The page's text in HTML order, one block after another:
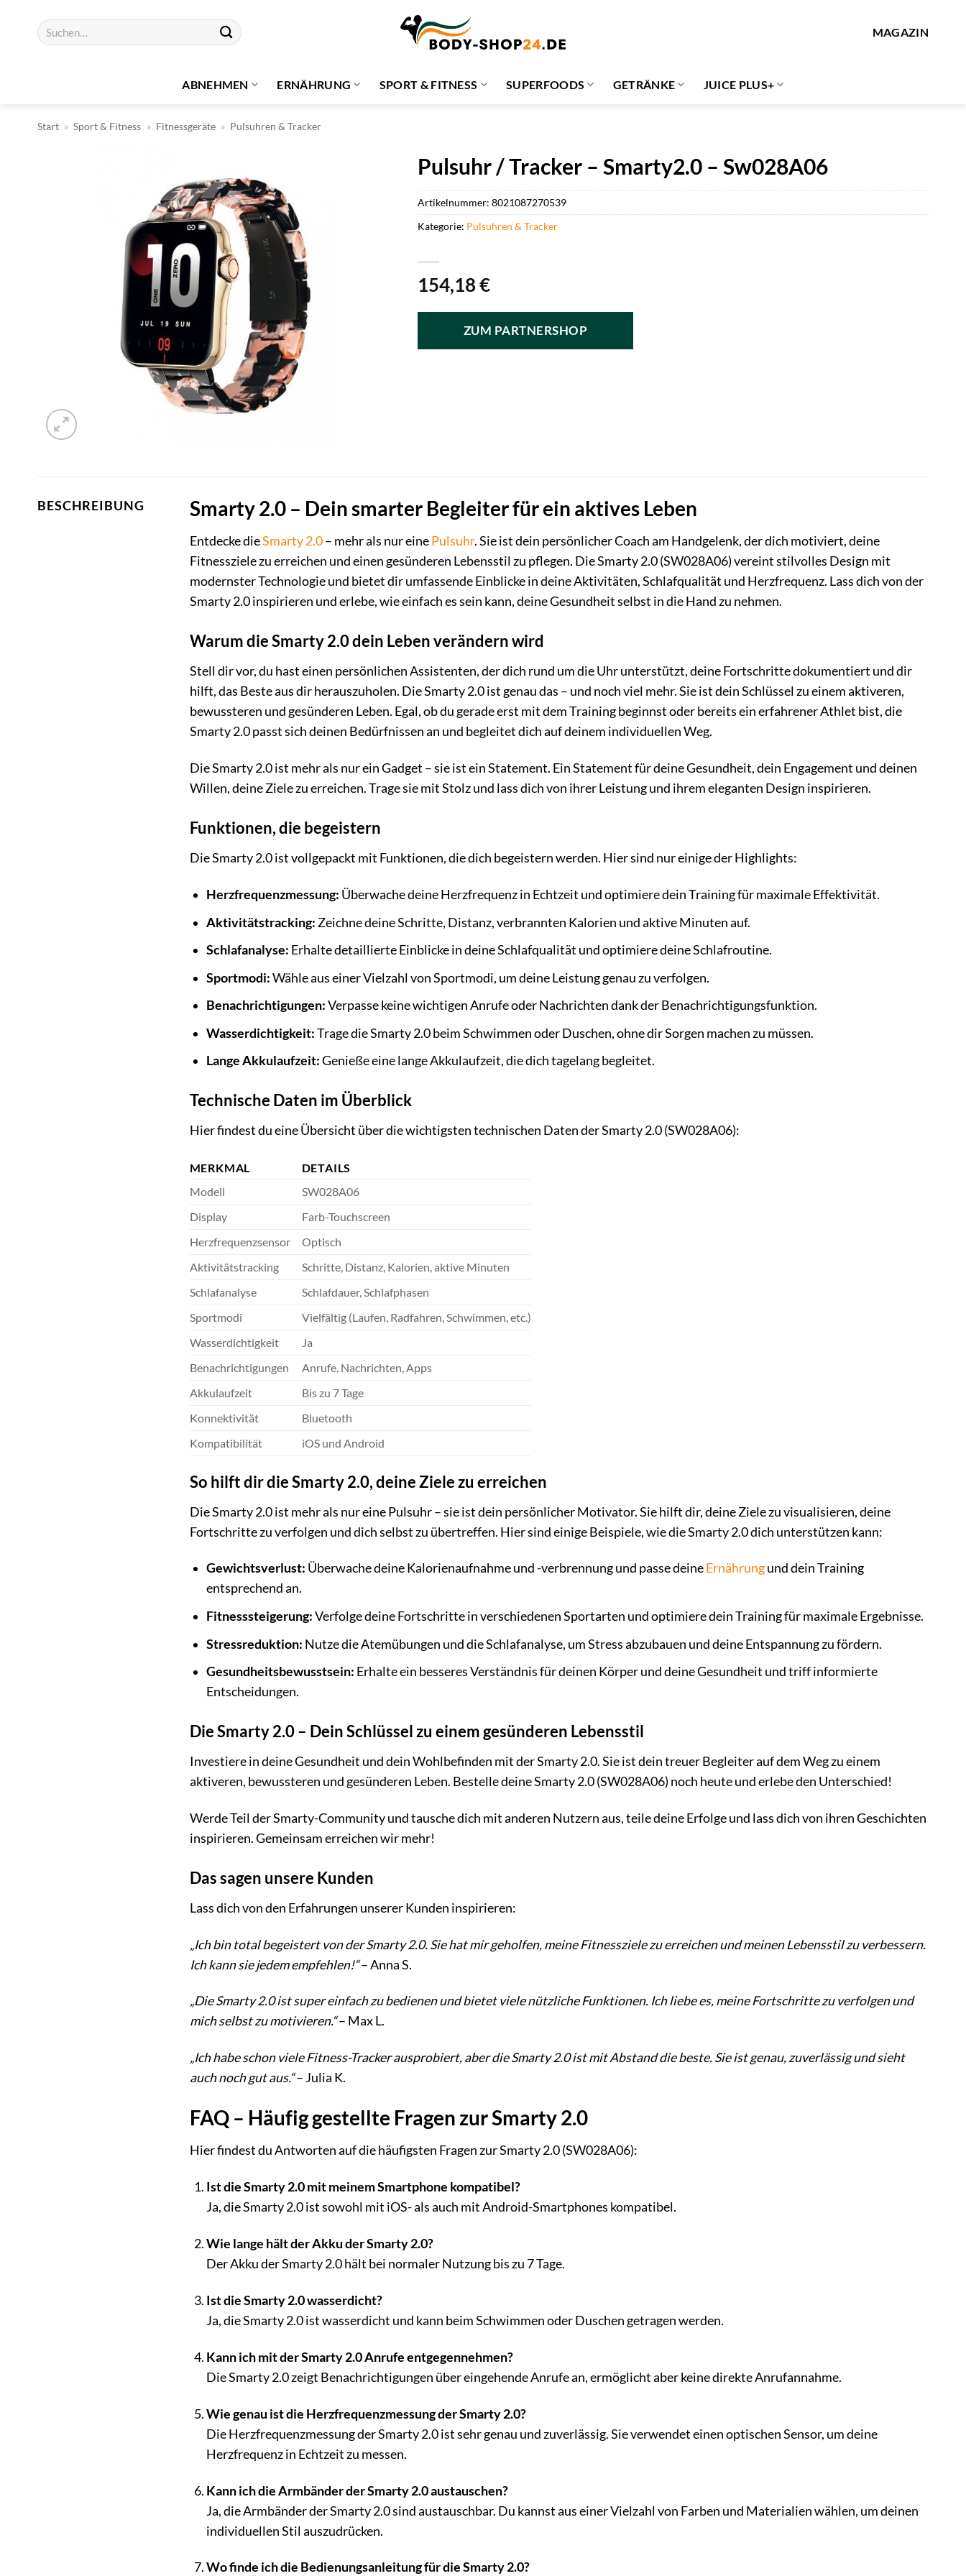
springen
Suchen
nach:
MAGAZIN
ABNEHMEN ERNÄHRUNG SPORT & FITNESS SUPERFOODS GETRÄNKE JUICE PLUS+
Start » Sport & Fitness » Fitnessgeräte » Pulsuhren & Tracker
Pulsuhr / Tracker – Smarty2.0 – Sw028A06
154,18€
ZUM PARTNERSHOP
Artikelnummer:8021087270539
Kategorie: Pulsuhren & Tracker
BESCHREIBUNG Smarty 2.0 – Dein smarter Begleiter für ein aktives Leben
Entdecke dieSmarty 2.0– mehr als nur einePulsuhr. Sie ist dein persönlicher Coach am Handgelenk, der dich motiviert, deine
Fitnessziele zu erreichen und einen gesünderen Lebensstil zu pflegen. Die Smarty 2.0 (SW028A06) vereint stilvolles Design mit
modernster Technologie und bietet dir umfassende Einblicke in deine Aktivitäten, Schlafqualität und Herzfrequenz. Lass dich von der
Smarty 2.0 inspirieren und erlebe, wie einfach es sein kann, deine Gesundheit selbst in die Hand zu nehmen.
Warum die Smarty 2.0 dein Leben verändern wird
Stell dir vor, du hast einen persönlichen Assistenten, der dich rund um die Uhr unterstützt, deine Fortschritte dokumentiert und dir
hilft, das Beste aus dir herauszuholen. Die Smarty 2.0 ist genau das – und noch viel mehr. Sie ist dein Schlüssel zu einem aktiveren,
bewussteren und gesünderen Leben. Egal, ob du gerade erst mit dem Training beginnst oder bereits ein erfahrener Athlet bist, die
Smarty 2.0 passt sich deinen Bedürfnissen an und begleitet dich auf deinem individuellen Weg.
Die Smarty 2.0 ist mehr als nur ein Gadget – sie ist ein Statement. Ein Statement für deine Gesundheit, dein Engagement und deinen
Willen, deine Ziele zu erreichen. Trage sie mit Stolz und lass dich von ihrer Leistung und ihrem eleganten Design inspirieren.
Funktionen, die begeistern
Die Smarty 2.0 ist vollgepackt mit Funktionen, die dich begeistern werden. Hier sind nur einige der Highlights:
Herzfrequenzmessung: Überwache deine Herzfrequenz in Echtzeit und optimiere dein Training für maximale Effektivität.
Aktivitätstracking: Zeichne deine Schritte, Distanz, verbrannten Kalorien und aktive Minuten auf.
Schlafanalyse: Erhalte detaillierte Einblicke in deine Schlafqualität und optimiere deine Schlafroutine.
Sportmodi:Wähle aus einer Vielzahl von Sportmodi, um deine Leistung genau zu verfolgen.
Benachrichtigungen:Verpasse keine wichtigen Anrufe oder Nachrichten dank der Benachrichtigungsfunktion.
Wasserdichtigkeit:Trage die Smarty 2.0 beim Schwimmen oder Duschen, ohne dir Sorgen machen zu müssen.
Lange Akkulaufzeit:Genieße eine lange Akkulaufzeit, die dich tagelang begleitet.
Technische Daten im Überblick
Hier findest du eine Übersicht über die wichtigsten technischen Daten der Smarty 2.0 (SW028A06):
MERKMAL
DETAILS
Modell
SW028A06
Display
Farb-Touchscreen
Herzfrequenzsensor
Optisch
Aktivitätstracking
Schritte, Distanz, Kalorien, aktive Minuten
Schlafanalyse
Schlafdauer, Schlafphasen
Sportmodi
Vielfältig (Laufen, Radfahren, Schwimmen, etc.)
Wasserdichtigkeit
Ja
Benachrichtigungen
Anrufe, Nachrichten, Apps
Akkulaufzeit
Bis zu 7 Tage
Konnektivität
Bluetooth
Kompatibilität
iOS und Android
So hilft dir die Smarty 2.0, deine Ziele zu erreichen
Die Smarty 2.0 ist mehr als nur eine Pulsuhr – sie ist dein persönlicher Motivator. Sie hilft dir, deine Ziele zu visualisieren, deine
Fortschritte zu verfolgen und dich selbst zu übertreffen. Hier sind einige Beispiele, wie die Smarty 2.0 dich unterstützen kann:
Gewichtsverlust: Überwache deine Kalorienaufnahme und -verbrennung und passe deineErnährungund dein Training
entsprechend an.
Fitnesssteigerung:Verfolge deine Fortschritte in verschiedenen Sportarten und optimiere dein Training für maximale Ergebnisse.
Stressreduktion: Nutze die Atemübungen und die Schlafanalyse, um Stress abzubauen und deine Entspannung zu fördern.
Gesundheitsbewusstsein: Erhalte ein besseres Verständnis für deinen Körper und deine Gesundheit und triff informierte
Entscheidungen.
Die Smarty 2.0 – Dein Schlüssel zu einem gesünderen Lebensstil
Investiere in deine Gesundheit und dein Wohlbefinden mit der Smarty 2.0. Sie ist dein treuer Begleiter auf dem Weg zu einem
aktiveren, bewussteren und gesünderen Leben. Bestelle deine Smarty 2.0 (SW028A06) noch heute und erlebe den Unterschied!
Werde Teil der Smarty-Community und tausche dich mit anderen Nutzern aus, teile deine Erfolge und lass dich von ihren Geschichten
inspirieren. Gemeinsam erreichen wir mehr!
Das sagen unsere Kunden
Lass dich von den Erfahrungen unserer Kunden inspirieren:
„Ich bin total begeistert von der Smarty 2.0. Sie hat mir geholfen, meine Fitnessziele zu erreichen und meinen Lebensstil zu verbessern.
Ich kann sie jedem empfehlen!“– Anna S.
„Die Smarty 2.0 ist super einfach zu bedienen und bietet viele nützliche Funktionen. Ich liebe es, meine Fortschritte zu verfolgen und
mich selbst zu motivieren.“– Max L.
„Ich habe schon viele Fitness-Tracker ausprobiert, aber die Smarty 2.0 ist mit Abstand die beste. Sie ist genau, zuverlässig und sieht
auch noch gut aus.“– Julia K.
FAQ – Häufig gestellte Fragen zur Smarty 2.0
Hier findest du Antworten auf die häufigsten Fragen zur Smarty 2.0 (SW028A06):
Ist die Smarty 2.0 mit meinem Smartphone kompatibel?
Ja, die Smarty 2.0 ist sowohl mit iOS- als auch mit Android-Smartphones kompatibel.
Wie lange hält der Akku der Smarty 2.0?
Der Akku der Smarty 2.0 hält bei normaler Nutzung bis zu 7 Tage.
Ist die Smarty 2.0 wasserdicht?
Ja, die Smarty 2.0 ist wasserdicht und kann beim Schwimmen oder Duschen getragen werden.
Kann ich mit der Smarty 2.0 Anrufe entgegennehmen?
Die Smarty 2.0 zeigt Benachrichtigungen über eingehende Anrufe an, ermöglicht aber keine direkte Anrufannahme.
Wie genau ist die Herzfrequenzmessung der Smarty 2.0?
Die Herzfrequenzmessung der Smarty 2.0 ist sehr genau und zuverlässig. Sie verwendet einen optischen Sensor, um deine
Herzfrequenz in Echtzeit zu messen.
Kann ich die Armbänder der Smarty 2.0 austauschen?
Ja, die Armbänder der Smarty 2.0 sind austauschbar. Du kannst aus einer Vielzahl von Farben und Materialien wählen, um deinen
individuellen Stil auszudrücken.
Wo finde ich die Bedienungsanleitung für die Smarty 2.0?